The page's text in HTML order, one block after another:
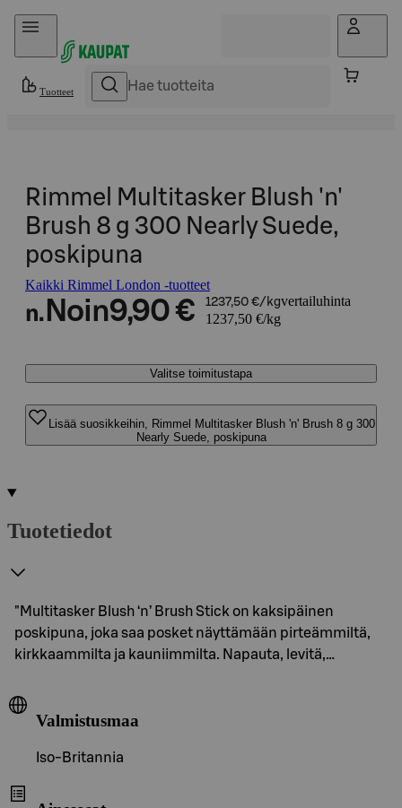
Hyppää sisältöön
Tuotteet
Rimmel Multitasker Blush 'n'
Brush 8 g 300 Nearly Suede,
poskipuna
Kaikki Rimmel London -tuotteet
n. Noin9,90 € 1237,50 €/kgvertailuhinta
1237,50 €/kg
Valitse toimitustapa
Lisää suosikkeihin, Rimmel Multitasker Blush 'n' Brush 8 g 300
Nearly Suede, poskipuna
Tuotetiedot
"Multitasker Blush ‘n’ Brush Stick on kaksipäinen
poskipuna, joka saa posket näyttämään pirteämmiltä,
kirkkaammilta ja kauniimmilta. Napauta, levitä,…
Valmistusmaa
Iso-Britannia